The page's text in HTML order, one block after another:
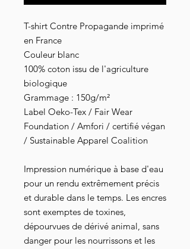
T-shirt Contre Propagande imprimé
en France
Couleur blanc
100% coton issu de l'agriculture
biologique
Grammage : 150g/m²
Label Oeko-Tex / Fair Wear
Foundation / Amfori / certifié végan
/ Sustainable Apparel Coalition
Impression numérique à base d'eau
pour un rendu extrêmement précis
et durable dans le temps. Les encres
sont exemptes de toxines,
dépourvues de dérivé animal, sans
danger pour les nourrissons et les